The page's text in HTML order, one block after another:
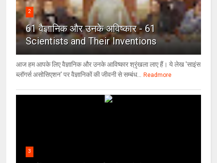
2
61 वैज्ञानिक और उनके अविष्कार - 61
Scientists and Their Inventions
आज हम आपके लिए वैज्ञानिक और उनके आविष्कार श्रृंखला लाए हैं। ये लेख 'साइंस
ब्लॉगर्स असोसिएशन' पर वैज्ञा‍निकों की जीवनी से सम्बंध...
Readmore
3